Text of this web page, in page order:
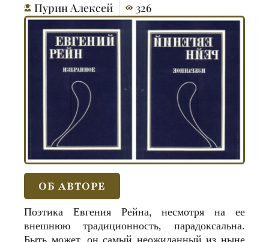
Пурин Алексей
326
ОБ АВТОРЕ
Поэтика Евгения Рейна, несмотря на ее
внешнюю традиционность, парадоксальна.